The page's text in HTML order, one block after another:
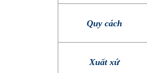
Quy cách
Xuất xứ